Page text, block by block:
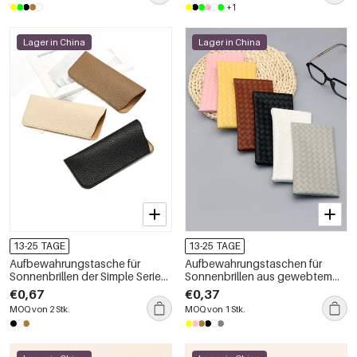
+1
Lager in China
13-25 TAGE
Aufbewahrungstasche für
Sonnenbrillen der Simple Series
Daily Solid Color PU-Serie
€0,67
MOQ von 2 Stk.
Lager in China
13-25 TAGE
Aufbewahrungstaschen für
Sonnenbrillen aus gewebtem
PU-Kunststoff in schlichten
Farben
€0,37
MOQ von 1 Stk.